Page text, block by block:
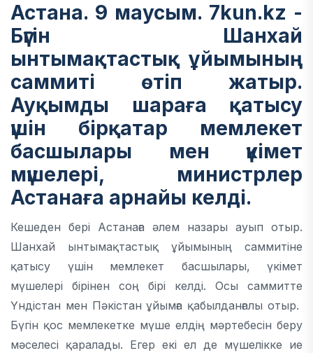
Астана. 9 маусым. 7kun.kz -
Бүгін Шанхай
ынтымақтастық ұйымының
саммиті өтіп жатыр.
Ауқымды шараға қатысу
үшін бірқатар мемлекет
басшылары мен үкімет
мүшелері, министрлер
Астанаға арнайы келді.
Кешеден бері Астанаға әлем назары ауып отыр.
Шанхай ынтымақтастық ұйымының саммитіне
қатысу үшін мемлекет басшылары, үкімет
мүшелері бірінен соң бірі келді. Осы саммитте
Үндістан мен Пәкістан ұйымға қабылданғалы отыр.
Бүгін қос мемлекетке мүше елдің мәртебесін беру
мәселесі қаралады. Егер екі ел де мүшелікке ие